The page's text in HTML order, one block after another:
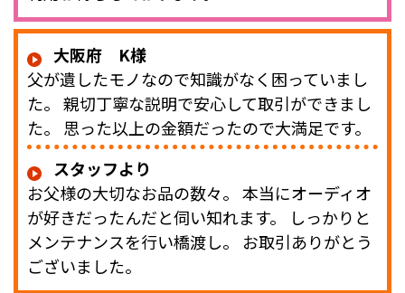
大阪府 K様
父が遺したモノなので知識がなく困っていまし
た。 親切丁寧な説明で安心して取引ができまし
た。 思った以上の金額だったので大満足です。
スタッフより
お父様の大切なお品の数々。 本当にオーディオ
が好きだったんだと伺い知れます。 しっかりと
メンテナンスを行い橋渡し。 お取引ありがとう
ございました。